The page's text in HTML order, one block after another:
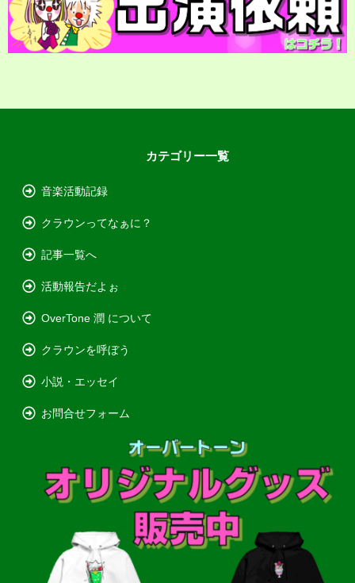
カテゴリー一覧
音楽活動記録
クラウンってなぁに？
記事一覧へ
活動報告だよぉ
OverTone 潤 について
クラウンを呼ぼう
小説・エッセイ
お問合せフォーム